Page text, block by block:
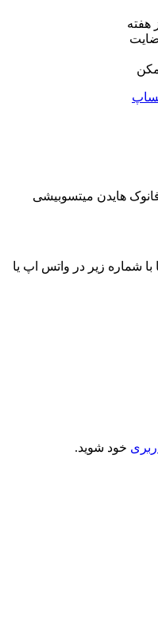
هایدن میتسوبیشی
شماره زیر در واتس اپ یا
خود شوید.